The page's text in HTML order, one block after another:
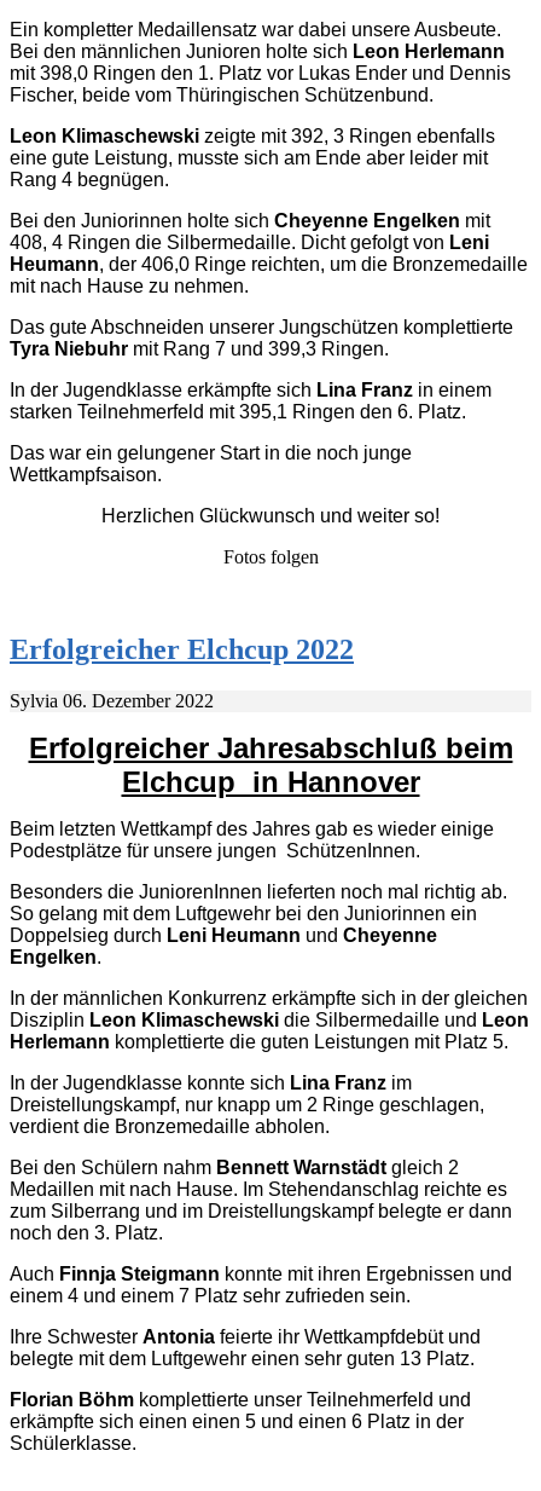
Ein kompletter Medaillensatz war dabei unsere Ausbeute.
Bei den männlichen Junioren holte sich Leon Herlemann
mit 398,0 Ringen den 1. Platz vor Lukas Ender und Dennis
Fischer, beide vom Thüringischen Schützenbund.
Leon Klimaschewski zeigte mit 392, 3 Ringen ebenfalls
eine gute Leistung, musste sich am Ende aber leider mit
Rang 4 begnügen.
Bei den Juniorinnen holte sich Cheyenne Engelken mit
408, 4 Ringen die Silbermedaille. Dicht gefolgt von Leni
Heumann, der 406,0 Ringe reichten, um die Bronzemedaille
mit nach Hause zu nehmen.
Das gute Abschneiden unserer Jungschützen komplettierte
Tyra Niebuhr mit Rang 7 und 399,3 Ringen.
In der Jugendklasse erkämpfte sich Lina Franz in einem
starken Teilnehmerfeld mit 395,1 Ringen den 6. Platz.
Das war ein gelungener Start in die noch junge
Wettkampfsaison.
Herzlichen Glückwunsch und weiter so!
Fotos folgen
Erfolgreicher Elchcup 2022
Sylvia 06. Dezember 2022
Erfolgreicher Jahresabschluß beim
Elchcup in Hannover
Beim letzten Wettkampf des Jahres gab es wieder einige
Podestplätze für unsere jungen SchützenInnen.
Besonders die JuniorenInnen lieferten noch mal richtig ab.
So gelang mit dem Luftgewehr bei den Juniorinnen ein
Doppelsieg durch Leni Heumann und Cheyenne
Engelken.
In der männlichen Konkurrenz erkämpfte sich in der gleichen
Disziplin Leon Klimaschewski die Silbermedaille und Leon
Herlemann komplettierte die guten Leistungen mit Platz 5.
In der Jugendklasse konnte sich Lina Franz im
Dreistellungskampf, nur knapp um 2 Ringe geschlagen,
verdient die Bronzemedaille abholen.
Bei den Schülern nahm Bennett Warnstädt gleich 2
Medaillen mit nach Hause. Im Stehendanschlag reichte es
zum Silberrang und im Dreistellungskampf belegte er dann
noch den 3. Platz.
Auch Finnja Steigmann konnte mit ihren Ergebnissen und
einem 4 und einem 7 Platz sehr zufrieden sein.
Ihre Schwester Antonia feierte ihr Wettkampfdebüt und
belegte mit dem Luftgewehr einen sehr guten 13 Platz.
Florian Böhm komplettierte unser Teilnehmerfeld und
erkämpfte sich einen einen 5 und einen 6 Platz in der
Schülerklasse.